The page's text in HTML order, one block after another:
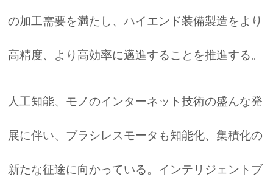
の加工需要を満たし、ハイエンド装備製造をより
高精度、より高効率に邁進することを推進する。
人工知能、モノのインターネット技術の盛んな発
展に伴い、ブラシレスモータも知能化、集積化の
新たな征途に向かっている。インテリジェントブ